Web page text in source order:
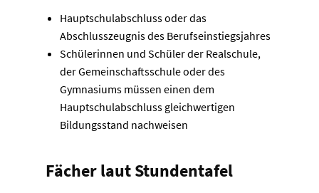
Hauptschulabschluss oder das
Abschlusszeugnis des Berufseinstiegsjahres
Schülerinnen und Schüler der Realschule,
der Gemeinschaftsschule oder des
Gymnasiums müssen einen dem
Hauptschulabschluss gleichwertigen
Bildungsstand nachweisen
Fächer laut Stundentafel